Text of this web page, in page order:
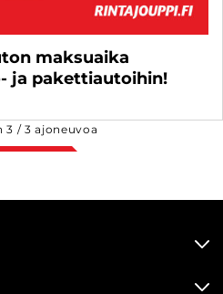
maksuaika
ja pakettiautoihin!
3 /3 ajoneuvoa